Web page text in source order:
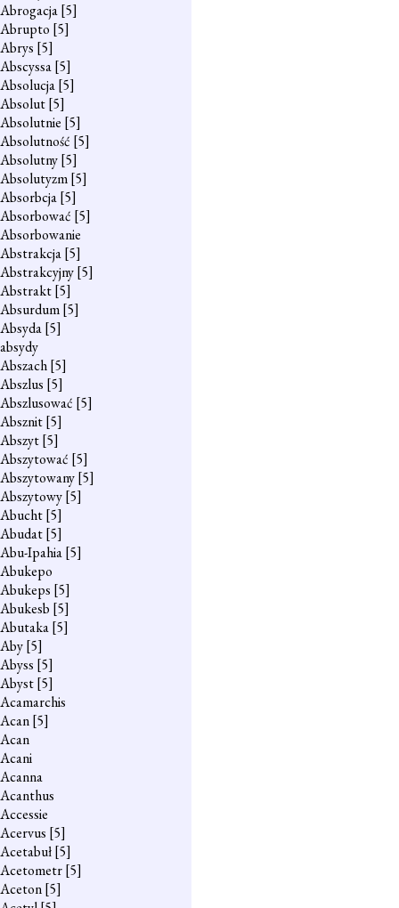
Abrogacja[5]
Abrupto [5]
Abrys [5]
Abscyssa[5]
Absolucja[5]
Absolut[5]
Absolutnie [5]
Absolutność [5]
Absolutny[5]
Absolutyzm[5]
Absorbcja[5]
Absorbować [5]
Absorbowanie
Abstrakcja[5]
Abstrakcyjny[5]
Abstrakt[5]
Absurdum[5]
Absyda[5]
absydy
Abszach[5]
Abszlus [5]
Abszlusować [5]
Absznit[5]
Abszyt[5]
Abszytować [5]
Abszytowany[5]
Abszytowy[5]
Abucht[5]
Abudat[5]
Abu-Ipahia[5]
Abukepo
Abukeps [5]
Abukesb [5]
Abutaka[5]
Aby[5]
Abyss [5]
Abyst[5]
Acamarchis
Acan[5]
Acan
Acani
Acanna
Acanthus
Accessie
Acervus [5]
Acetabuł[5]
Acetometr[5]
Aceton[5]